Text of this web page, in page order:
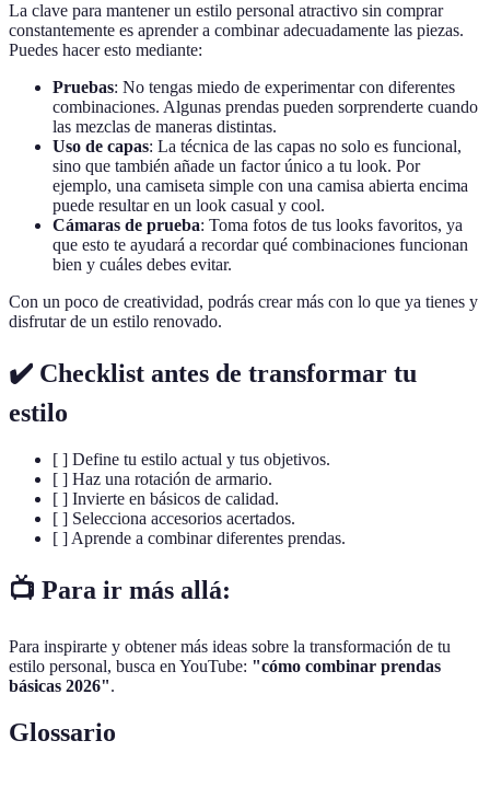
La clave para mantener un estilo personal atractivo sin comprar
constantemente es aprender a combinar adecuadamente las piezas.
Puedes hacer esto mediante:
Pruebas: No tengas miedo de experimentar con diferentes
combinaciones. Algunas prendas pueden sorprenderte cuando
las mezclas de maneras distintas.
Uso de capas: La técnica de las capas no solo es funcional,
sino que también añade un factor único a tu look. Por
ejemplo, una camiseta simple con una camisa abierta encima
puede resultar en un look casual y cool.
Cámaras de prueba: Toma fotos de tus looks favoritos, ya
que esto te ayudará a recordar qué combinaciones funcionan
bien y cuáles debes evitar.
Con un poco de creatividad, podrás crear más con lo que ya tienes y
disfrutar de un estilo renovado.
✔️ Checklist antes de transformar tu
estilo
[ ] Define tu estilo actual y tus objetivos.
[ ] Haz una rotación de armario.
[ ] Invierte en básicos de calidad.
[ ] Selecciona accesorios acertados.
[ ] Aprende a combinar diferentes prendas.
📺 Para ir más allá:
Para inspirarte y obtener más ideas sobre la transformación de tu
estilo personal, busca en YouTube: "cómo combinar prendas
básicas 2026".
Glossario